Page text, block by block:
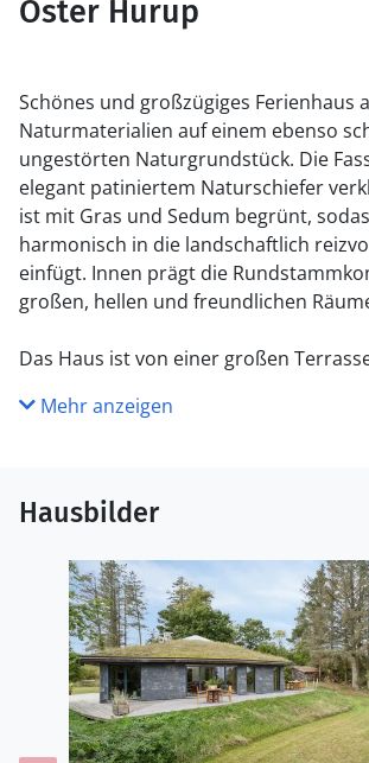
Oster Hurup
Schönes und großzügiges Ferienhaus
Naturmaterialien auf einem ebenso
ungestörten Naturgrundstück. Die
elegant patiniertem Naturschiefer
ist mit Gras und Sedum begrünt,
harmonisch in die landschaftlich
einfügt. Innen prägt die
großen, hellen und freundlichen
Das Haus ist von einer großen
umgeben.
auf dem Grundstück.
Das Grundstück ist seit 30 Jahren im
Das Haus wurde von Vater und Sohn
2025 fertiggestellt.
Das Haus liegt direkt an den
wunderschönen Spaziergängen
nutzen die Hügel auch zum
Am kleinen Steg an der Teglvej (200 m
es gute Möglichkeiten, Seekajaks,
Mehr anzeigen
Hausbilder